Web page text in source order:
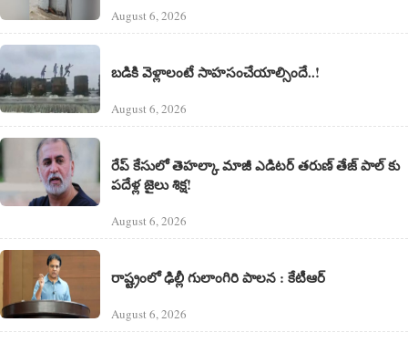
August 6, 2026
బడికి వెళ్లాలంటే సాహసంచేయాల్సిందే..!
August 6, 2026
రేప్ కేసులో తెహల్కా మాజీ ఎడిటర్ తరుణ్ తేజ్ పాల్ కు
పదేళ్ల జైలు శిక్ష!
August 6, 2026
రాష్ట్రంలో ఢిల్లీ గులాంగిరి పాలన : కేటీఆర్
August 6, 2026